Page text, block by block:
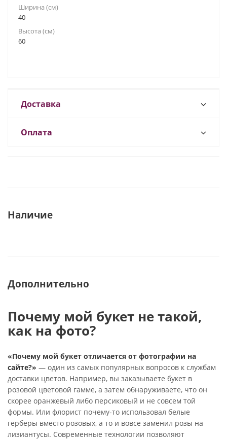
Ширина (см)
40
Высота (см)
60
Доставка
Оплата
Наличие
Дополнительно
Почему мой букет не такой,
как на фото?
«Почему мой букет отличается от фотографии на
сайте?» — один из самых популярных вопросов к службам
доставки цветов. Например, вы заказываете букет в
розовой цветовой гамме, а затем обнаруживаете, что он
скорее оранжевый либо персиковый и не совсем той
формы. Или флорист почему-то использовал белые
герберы вместо розовых, а то и вовсе заменил розы на
лизиантусы. Современные технологии позволяют